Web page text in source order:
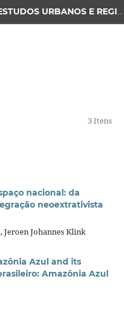
3 Itens
nacional: da
neoextrativista
Jeroen Johannes Klink
Azul and its
Amazônia Azul